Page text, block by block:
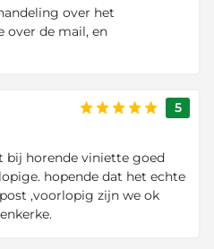
over het
over de mail, en
5
bij horende viniette goed
hopende dat het echte
,voorlopig zijn we ok